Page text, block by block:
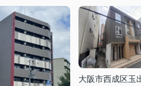
大阪市西成区玉